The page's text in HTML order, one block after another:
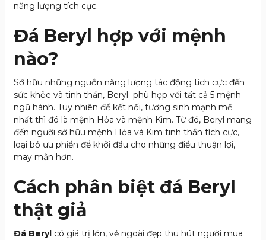
năng lượng tích cực.
Đá Beryl hợp với mệnh
nào?
Sở hữu những nguồn năng lượng tác động tích cực đến
sức khỏe và tinh thần, Beryl phù hợp với tất cả 5 mệnh
ngũ hành. Tuy nhiên để kết nối, tương sinh mạnh mẽ
nhất thì đó là mệnh Hỏa và mệnh Kim. Từ đó, Beryl mang
đến người sở hữu mệnh Hỏa và Kim tinh thần tích cực,
loại bỏ ưu phiền để khởi đầu cho những điều thuận lợi,
may mắn hơn.
Cách phân biệt đá Beryl
thật giả
Đá Beryl có giá trị lớn, vẻ ngoài đẹp thu hút người mua